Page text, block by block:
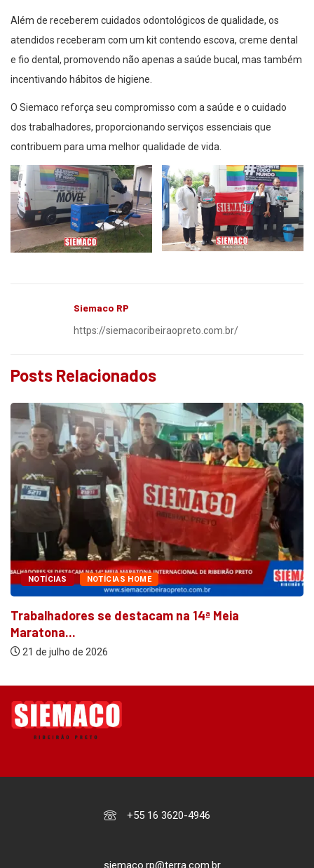
Além de receberem cuidados odontológicos de qualidade, os
atendidos receberam com um kit contendo escova, creme dental
e fio dental, promovendo não apenas a saúde bucal, mas também
incentivando hábitos de higiene.
O Siemaco reforça seu compromisso com a saúde e o cuidado
dos trabalhadores, proporcionando serviços essenciais que
contribuem para uma melhor qualidade de vida.
Siemaco RP
https://siemacoribeiraopreto.com.br/
Posts Relacionados
NOTÍCIAS NOTÍCIAS HOME
Trabalhadores se destacam na 14ª Meia
Maratona...
21 de julho de 2026
+55 16 3620-4946
siemaco.rp@terra.com.br